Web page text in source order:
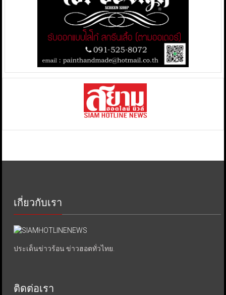
เกี่ยวกับเรา
ประเด็นข่าวร้อน ข่าวฮอตทั่วไทย.
ติดต่อเรา